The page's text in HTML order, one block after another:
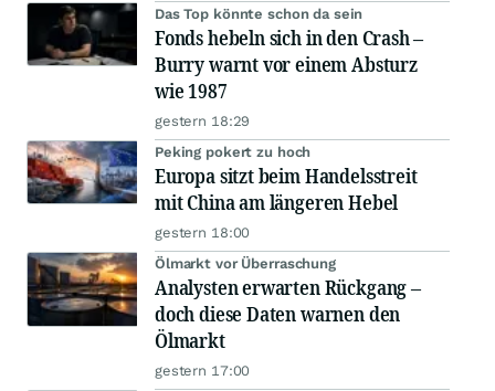
Das Top könnte schon da sein
Fonds hebeln sich in den Crash –
Burry warnt vor einem Absturz
wie 1987
gestern 18:29
Peking pokert zu hoch
Europa sitzt beim Handelsstreit
mit China am längeren Hebel
gestern 18:00
Ölmarkt vor Überraschung
Analysten erwarten Rückgang –
doch diese Daten warnen den
Ölmarkt
gestern 17:00